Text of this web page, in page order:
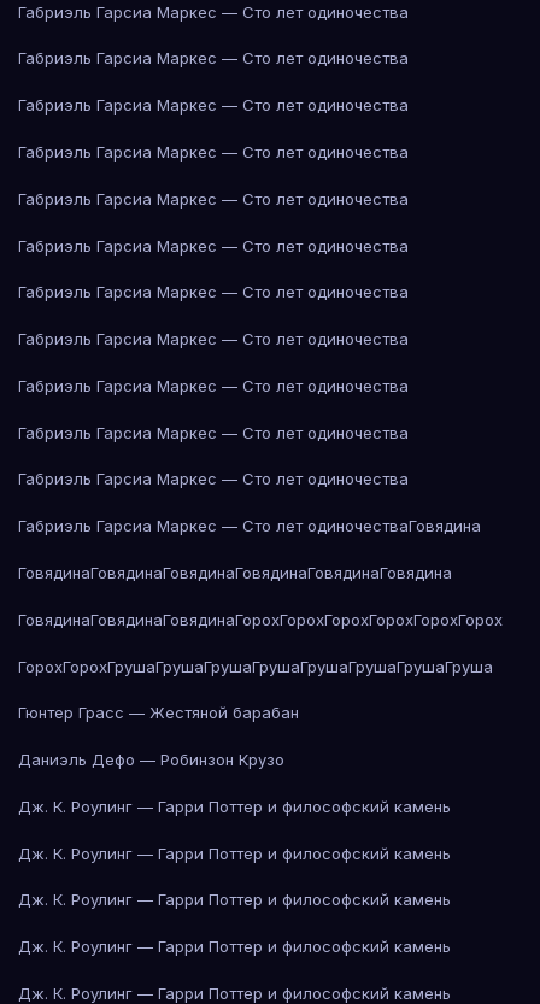
Габриэль Гарсиа Маркес — Сто лет одиночества
Габриэль Гарсиа Маркес — Сто лет одиночества
Габриэль Гарсиа Маркес — Сто лет одиночества
Габриэль Гарсиа Маркес — Сто лет одиночества
Габриэль Гарсиа Маркес — Сто лет одиночества
Габриэль Гарсиа Маркес — Сто лет одиночества
Габриэль Гарсиа Маркес — Сто лет одиночества
Габриэль Гарсиа Маркес — Сто лет одиночества
Габриэль Гарсиа Маркес — Сто лет одиночества
Габриэль Гарсиа Маркес — Сто лет одиночества
Габриэль Гарсиа Маркес — Сто лет одиночества
Габриэль Гарсиа Маркес — Сто лет одиночестваГовядина
ГовядинаГовядинаГовядинаГовядинаГовядинаГовядина
ГовядинаГовядинаГовядинаГорохГорохГорохГорохГорохГорох
ГорохГорохГрушаГрушаГрушаГрушаГрушаГрушаГрушаГруша
Гюнтер Грасс — Жестяной барабан
Даниэль Дефо — Робинзон Крузо
Дж. К. Роулинг — Гарри Поттер и философский камень
Дж. К. Роулинг — Гарри Поттер и философский камень
Дж. К. Роулинг — Гарри Поттер и философский камень
Дж. К. Роулинг — Гарри Поттер и философский камень
Дж. К. Роулинг — Гарри Поттер и философский камень